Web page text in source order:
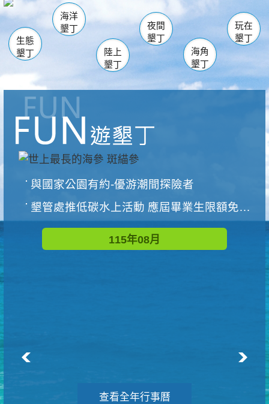
南仁湖
海生館
恆春 佳樂水
龍鑾潭自然中心 森林遊樂區
瓊麻館
關山 墾管處遊客中心
社頂公園 風吹沙
船帆石
白砂 龍磐公園
香蕉灣
砂島
鵝鑾鼻
生態
墾丁
海洋
墾丁
陸上
墾丁
夜間
墾丁
海角
墾丁
玩在
墾丁
與國家公園有約-優游潮間探險者
墾管處推低碳水上活動 應屆畢業生限額免費參加
115年08月
查看全年行事曆